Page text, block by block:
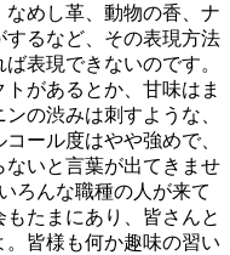
めし革、動物の香、ナ
るなど、その表現方法
表現できないのです。
があるとか、甘味はま
の渋みは刺すような、
ール度はやや強めで、
いと言葉が出てきませ
ろんな職種の人が来て
たまにあり、皆さんと
皆様も何か趣味の習い